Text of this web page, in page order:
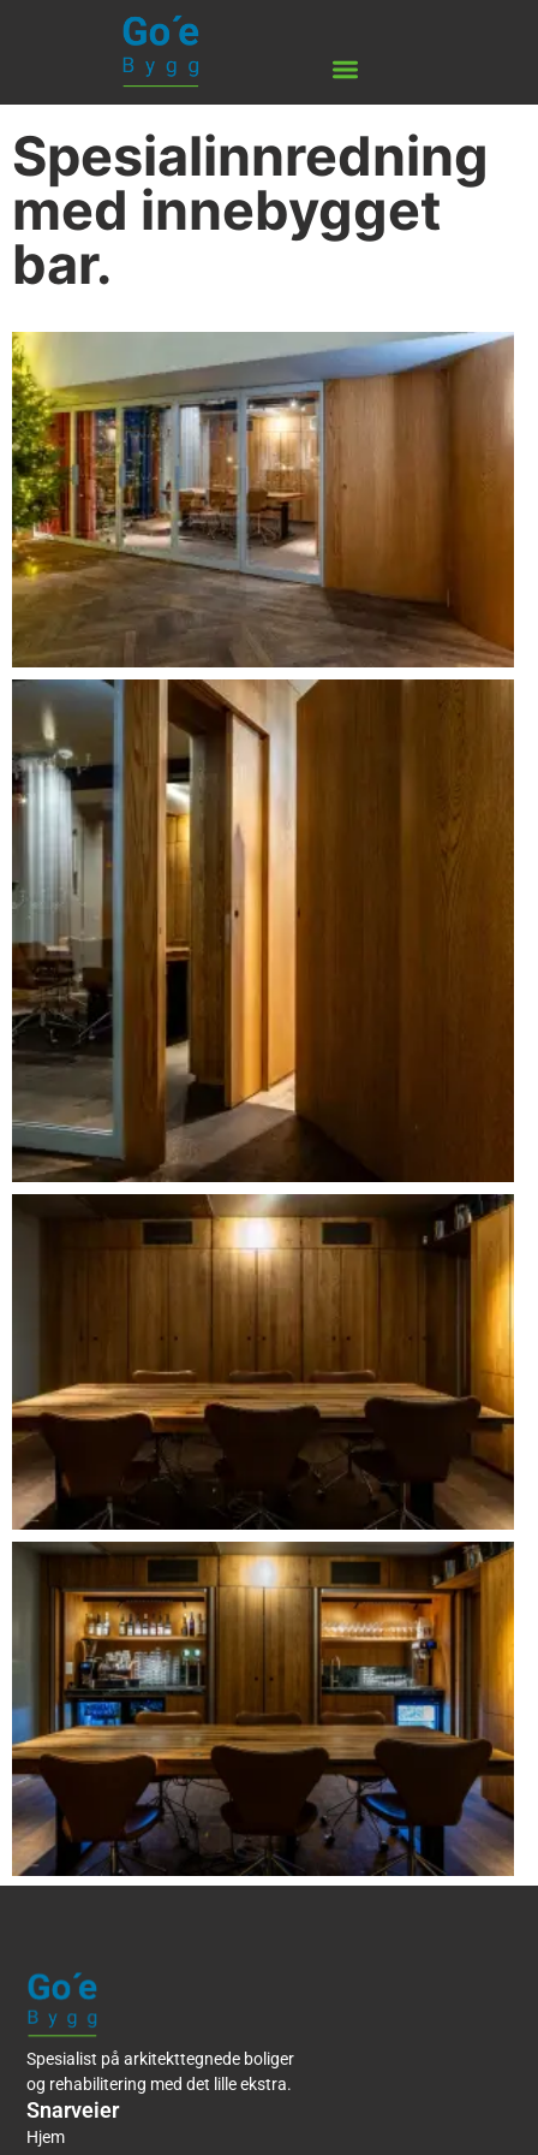
Spesialinnredning
med innebygget
bar.
Spesialist på arkitekttegnede boliger
og rehabilitering med det lille ekstra.
Snarveier
Hjem